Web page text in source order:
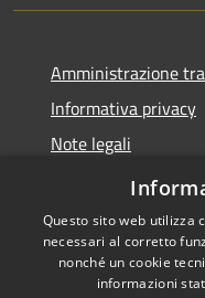
Amministrazione
Informativa privacy
Note legali
Dichiarazione di
Questo sito web utilizza
necessari al corretto
nonché un cookie
informazioni